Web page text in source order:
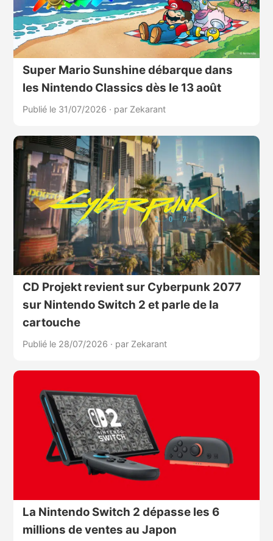
Super Mario Sunshine débarque dans
les Nintendo Classics dès le 13 août
Publié le 31/07/2026 · par Zekarant
CD Projekt revient sur Cyberpunk 2077
sur Nintendo Switch 2 et parle de la
cartouche
Publié le 28/07/2026 · par Zekarant
La Nintendo Switch 2 dépasse les 6
millions de ventes au Japon